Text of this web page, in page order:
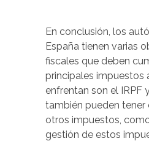
En conclusión, los
España tienen varias
fiscales que deben
principales impuestos
enfrentan son el IRPF
también pueden tener
otros impuestos,
gestión de estos